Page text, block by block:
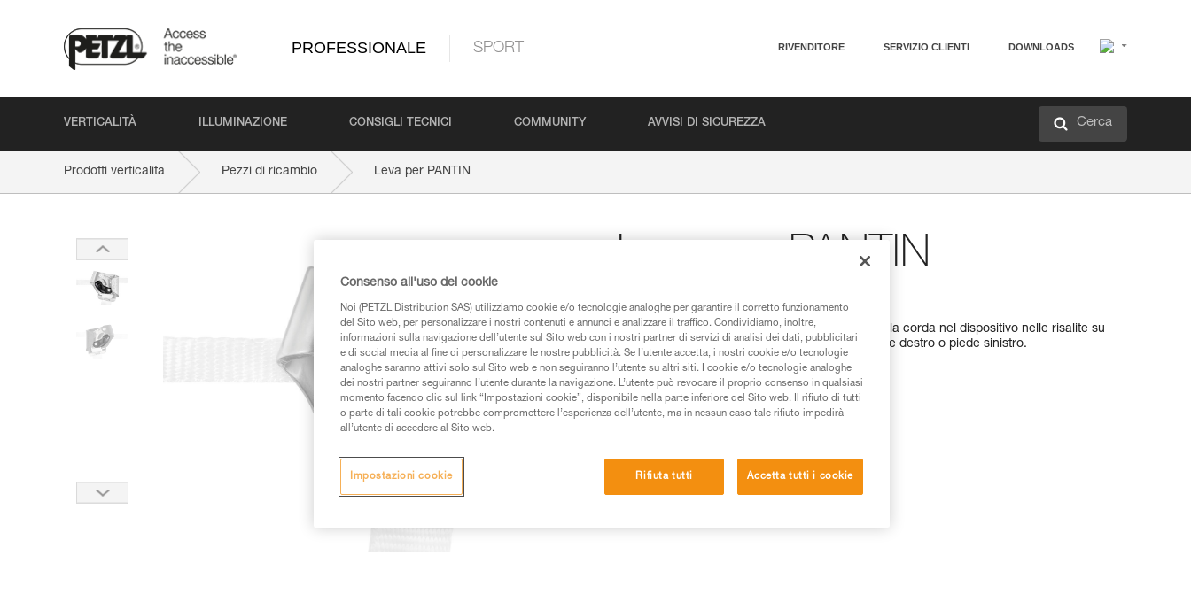
PROFESSIONALE SPORT RIVENDITORE SERVIZIO CLIENTI DOWNLOADS
VERTICALITÀ ILLUMINAZIONE CONSIGLI TECNICI COMMUNITY AVVISI DI SICUREZZA Cerca
Prodotti verticalità Pezzi di ricambio Leva per PANTIN
Leva per PANTIN
Leva per PANTIN
Leva di bloccante per piede PANTIN, per tenere la corda nel dispositivo nelle risalite su
corda. È disponibile per PANTIN in versione piede destro o piede sinistro.
Trova un rivenditore
Consenso all'uso dei cookie
Noi (PETZL Distribution SAS) utilizziamo cookie e/o tecnologie analoghe per garantire il corretto funzionamento
del Sito web, per personalizzare i nostri contenuti e annunci e analizzare il traffico. Condividiamo, inoltre,
informazioni sulla navigazione dell’utente sul Sito web con i nostri partner di servizi di analisi dei dati, pubblicitari
e di social media al fine di personalizzare le nostre pubblicità. Se l’utente accetta, i nostri cookie e/o tecnologie
analoghe saranno attivi solo sul Sito web e non seguiranno l’utente su altri siti. I cookie e/o tecnologie analoghe
dei nostri partner seguiranno l’utente durante la navigazione. L’utente può revocare il proprio consenso in qualsiasi
momento facendo clic sul link “Impostazioni cookie”, disponibile nella parte inferiore del Sito web. Il rifiuto di tutti
o parte di tali cookie potrebbe compromettere l’esperienza dell’utente, ma in nessun caso tale rifiuto impedirà
all’utente di accedere al Sito web.
Rifiuta tutti Accetta tutti i cookie
Impostazioni cookie